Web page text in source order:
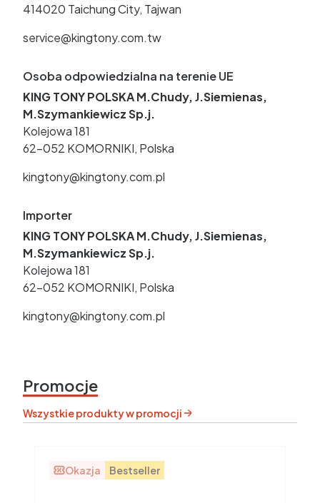
414020 Taichung City, Tajwan
service@kingtony.com.tw
Osoba odpowiedzialna na terenie UE
KING TONY POLSKA M.Chudy, J.Siemienas,
M.Szymankiewicz Sp.j.
Kolejowa 181
62-052 KOMORNIKI, Polska
kingtony@kingtony.com.pl
Importer
KING TONY POLSKA M.Chudy, J.Siemienas,
M.Szymankiewicz Sp.j.
Kolejowa 181
62-052 KOMORNIKI, Polska
kingtony@kingtony.com.pl
Promocje
Wszystkie produkty w promocji
Okazja Bestseller